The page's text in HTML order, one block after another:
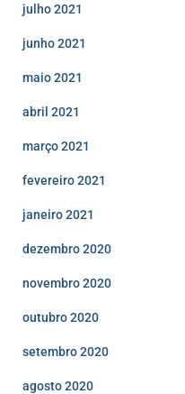
julho 2021
junho 2021
maio 2021
abril 2021
março 2021
fevereiro 2021
janeiro 2021
dezembro 2020
novembro 2020
outubro 2020
setembro 2020
agosto 2020